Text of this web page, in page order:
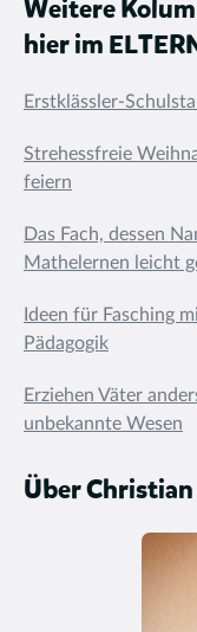
Weitere
hier im
Erstklässler-
Strehessfreie
feiern
Das Fach, dessen
Mathelernen leicht
Ideen für Fasching
Pädagogik
Erziehen Väter
unbekannte Wesen
Über